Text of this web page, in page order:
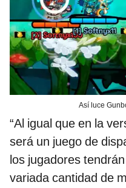
Así luce
“Al igual que en la
será un juego de
los jugadores
variada cantidad de